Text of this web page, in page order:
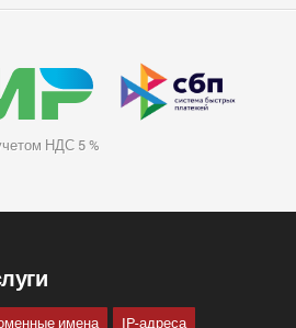
НДС 5 %
имена IP-адреса